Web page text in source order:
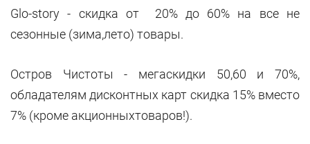
Glo-story - скидка от 20% до 60% на все не
сезонные (зима,лето) товары.
Остров Чистоты - мегаскидки 50,60 и 70%,
обладателям дисконтных карт скидка 15% вместо
7% (кроме акционныхтоваров!).